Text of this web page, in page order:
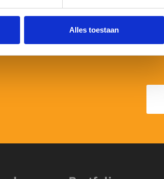
Alles toestaan